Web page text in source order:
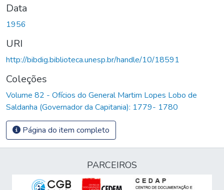
Data
1956
URI
http://bibdig.biblioteca.unesp.br/handle/10/18591
Coleções
Volume 82 - Ofícios do General Martim Lopes Lobo de
Saldanha (Governador da Capitania): 1779- 1780
Página do item completo
PARCEIROS